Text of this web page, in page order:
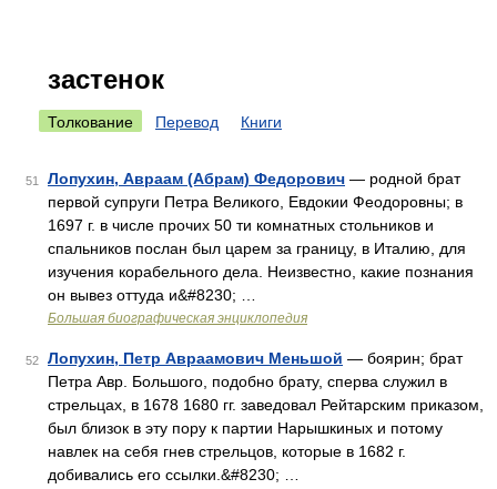
застенок
Толкование Перевод Книги
51 Лопухин, Авраам (Абрам) Федорович — родной брат
первой супруги Петра Великого, Евдокии Феодоровны; в
1697 г. в числе прочих 50 ти комнатных стольников и
спальников послан был царем за границу, в Италию, для
изучения корабельного дела. Неизвестно, какие познания
он вывез оттуда и&#8230; …
Большая биографическая энциклопедия
52 Лопухин, Петр Авраамович Меньшой — боярин; брат
Петра Авр. Большого, подобно брату, сперва служил в
стрельцах, в 1678 1680 гг. заведовал Рейтарским приказом,
был близок в эту пору к партии Нарышкиных и потому
навлек на себя гнев стрельцов, которые в 1682 г.
добивались его ссылки.&#8230; …